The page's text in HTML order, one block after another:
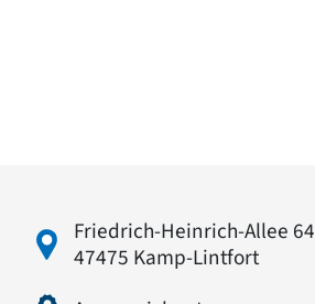
Friedrich-Heinrich-Allee 64
47475 Kamp-Lintfort